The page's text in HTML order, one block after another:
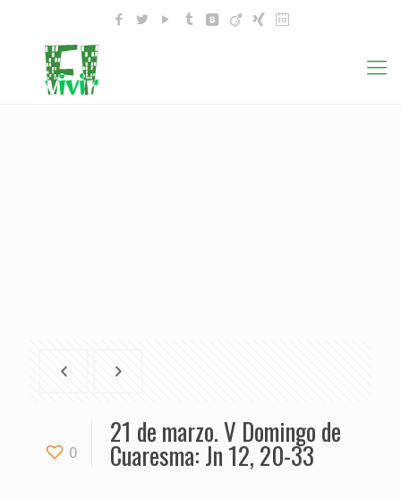
0
21 de marzo. V Domingo de
Cuaresma: Jn 12, 20-33